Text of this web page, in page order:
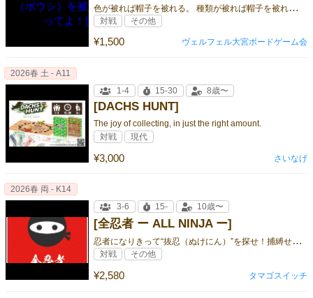
色
が被れば帽子を被れる。 種類が被れば帽子を被れない。 被らない個性を手に入れるのは誰だ！？
¥1,500
対戦 その他
ヴェルフェル大宮ボードゲーム会
[DACHS HUNT]
The joy of collecting, in just the right amount.
¥3,000
2026春 土 - A11
1-4
15-30 8歳〜
対戦 現代
さいなげ
[全忍者 ー ALL NINJA ー]
忍
者になりきって“抜忍（ぬけにん）”を探せ！捕縛せよ！
¥2,580
2026春 両 - K14
3-6
15- 10歳〜
対戦 その他
タマゴスイッチ